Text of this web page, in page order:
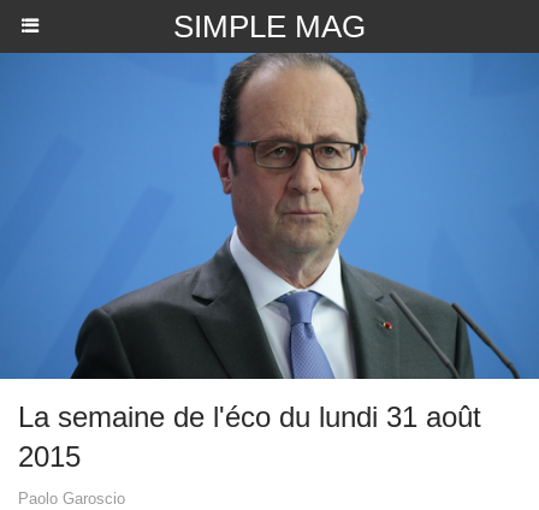
SIMPLE MAG
La semaine de l'éco du lundi 31 août
2015
Paolo Garoscio